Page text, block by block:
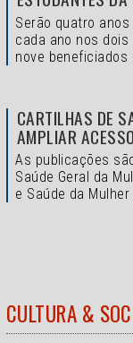
Serão quatro
cada ano nos
nove
CARTILHAS DE
AMPLIAR
As publicações
Saúde Geral da
e Saúde da
CULTURA &